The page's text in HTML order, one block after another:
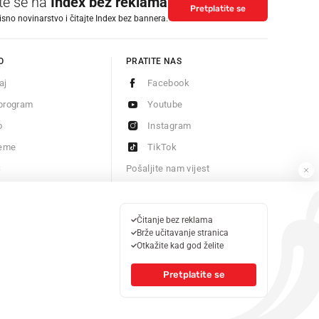
Čitanje bez reklama
Brže učitavanje stranica
Otkažite kad god želite
Pretplatite se
novinarstvo i čitajte Index bez bannera.
Pretplatite se
PRATITE NAS
Facebook
Youtube
Instagram
TikTok
Pošaljite nam vijest